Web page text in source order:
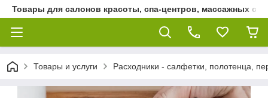
Товары для салонов красоты, спа-центров, массажных
Товары и услуги Расходники - салфетки, полотенца,